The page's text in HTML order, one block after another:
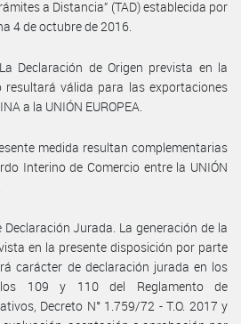
a Distancia” (TAD) establecida por
4 de octubre de 2016.
Declaración de Origen prevista en la
resultará válida para las exportaciones
a la UNIÓN EUROPEA.
medida resultan complementarias
Interino de Comercio entre la UNIÓN
Declaración Jurada. La generación de la
en la presente disposición por parte
carácter de declaración jurada en los
109 y 110 del Reglamento de
Decreto N° 1.759/72 - T.O. 2017 y